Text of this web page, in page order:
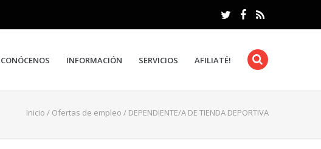
CONÓCENOS INFORMACIÓN SERVICIOS AFILIATÉ!
Inicio / Ofertas de empleo / DEPENDIENTE/A DE TIENDA DEPORTIVA